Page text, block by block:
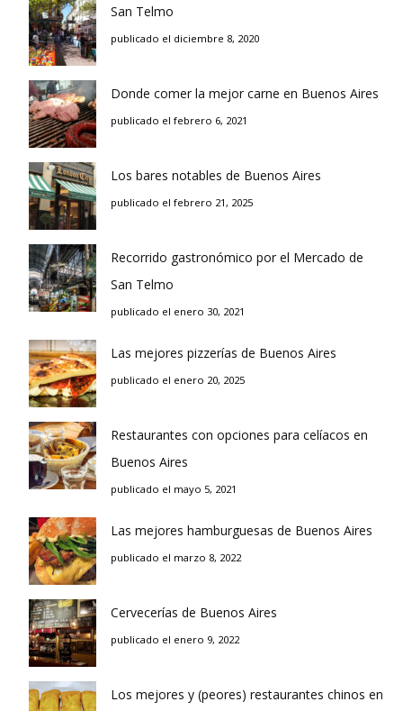
San Telmo
publicado el diciembre 8, 2020
Donde comer la mejor carne en Buenos Aires
publicado el febrero 6, 2021
Los bares notables de Buenos Aires
publicado el febrero 21, 2025
Recorrido gastronómico por el Mercado de
San Telmo
publicado el enero 30, 2021
Las mejores pizzerías de Buenos Aires
publicado el enero 20, 2025
Restaurantes con opciones para celíacos en
Buenos Aires
publicado el mayo 5, 2021
Las mejores hamburguesas de Buenos Aires
publicado el marzo 8, 2022
Cervecerías de Buenos Aires
publicado el enero 9, 2022
Los mejores y (peores) restaurantes chinos en